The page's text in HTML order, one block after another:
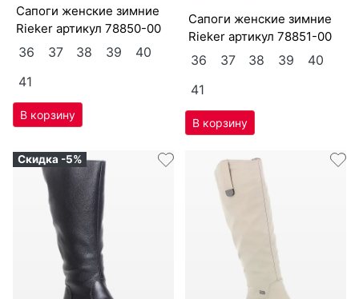
са­поги женс­кие зим­ние
Ri­eker артикул78850-00
36 37 38 39
40
41
са­поги женс­кие зим­ние
Ri­eker артикул78851-00
36 37 38 39
40
41
Скидка -5%